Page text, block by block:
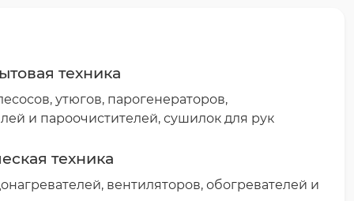
техника
утюгов, парогенераторов,
и пароочистителей, сушилок для рук
техника
вентиляторов, обогревателей и